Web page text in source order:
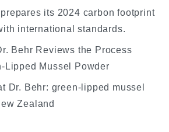
its 2024 carbon footprint
international standards.
Behr Reviews the Process
Lipped Mussel Powder
Dr. Behr: green-lipped mussel
Zealand